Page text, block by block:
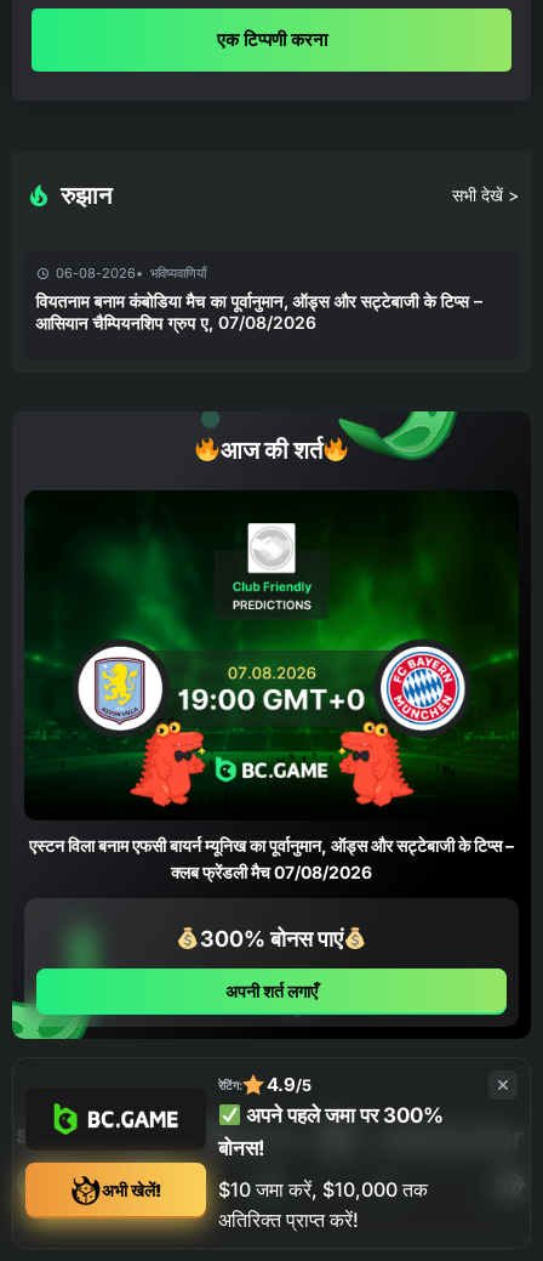
एक टिप्पणी करना
रुझान सभी देखें >
06-08-2026 भविष्यवाणियाँ
वियतनाम बनाम कंबोडिया मैच का पूर्वानुमान, ऑड्स और सट्टेबाजी के टिप्स –
आसियान चैम्पियनशिप ग्रुप ए, 07/08/2026
आज की शर्त
एस्टन विला बनाम एफसी बायर्न म्यूनिख का पूर्वानुमान, ऑड्स और सट्टेबाजी के टिप्स –
क्लब फ्रेंडली मैच 07/08/2026
300% बोनस पाएं
अपनी शर्त लगाएँ
अभी खेलें!
रेटिंग: 4.9/5
अपने पहले जमा पर 300%
बोनस!
$10 जमा करें, $10,000 तक
अतिरिक्त प्राप्त करें!